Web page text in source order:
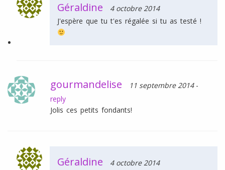
Géraldine
4 octobre 2014
J'espère que tu t'es régalée si tu as testé !
gourmandelise 11 septembre 2014 -
reply
Jolis ces petits fondants!
Géraldine
4 octobre 2014